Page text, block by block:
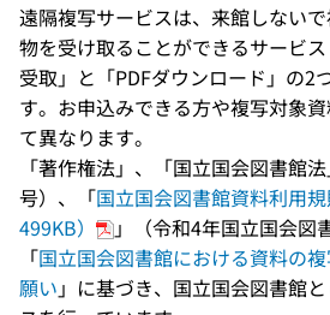
遠隔複写サービスは、来館しない
物を受け取ることができるサービ
受取」と「PDFダウンロード」の2
す。お申込みできる方や複写対象
て異なります。
「著作権法」、「国立国会図書館
号）、「国立国会図書館資料利用規
499KB）
」（令和4年国立国会図
「国立国会図書館における資料の
願い 」に基づき、国立国会図書館